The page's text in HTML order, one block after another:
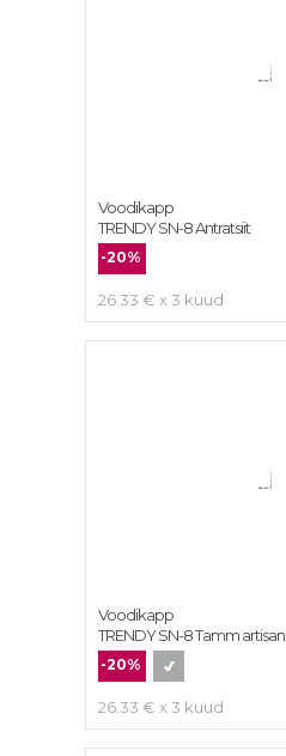
-20%
26.33 € x 3 kuud
Voodikapp
TRENDY SN-8 Antratsiit
-20%
26.33 € x 3 kuud
Voodikapp
TRENDY SN-8 Tamm artisan